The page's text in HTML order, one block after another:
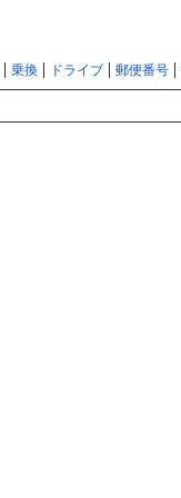
乗換 ドライブ 郵便番号